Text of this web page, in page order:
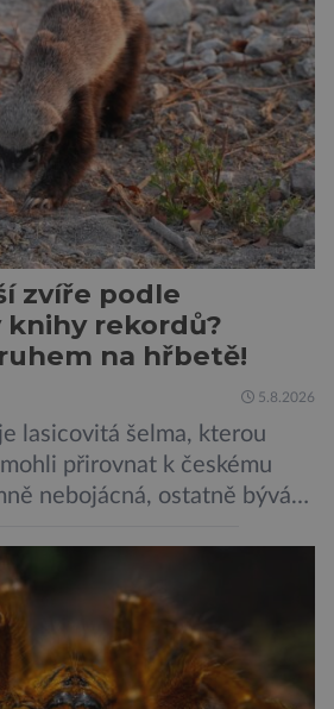
totiž dokážou své okolí
mechanických podnětů
zvuky […]
zvíře podle
knihy rekordů?
na hřbetě!
5.8.2026
lasicovitá šelma, kterou
přirovnat k českému
nebojácná, ostatně bývá
zapsána do
rekordů. Navzdory svému
v jižní Africe, ale domovem
kontinentu a
v oblastech […]